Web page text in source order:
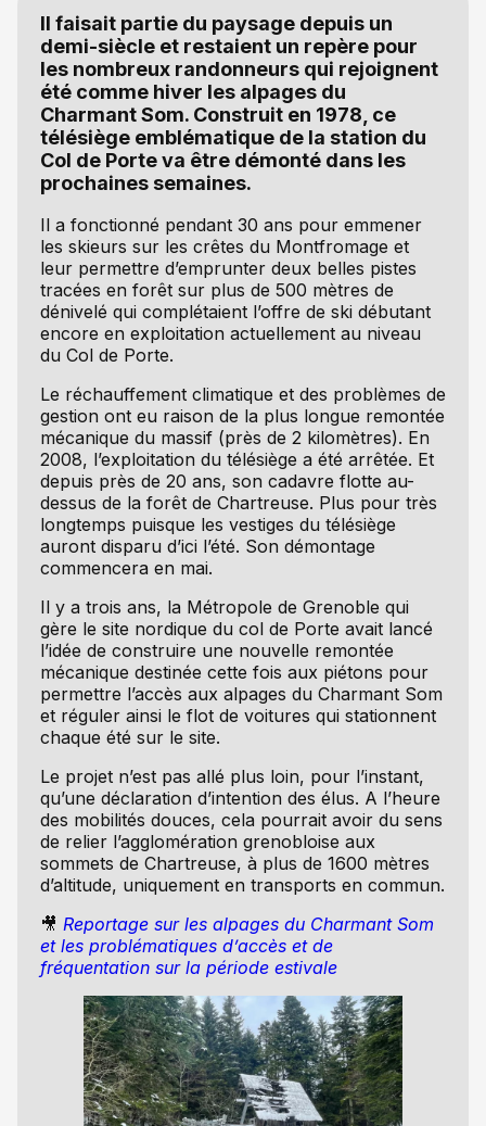
Il faisait partie du paysage depuis un
demi-siècle et restaient un repère pour
les nombreux randonneurs qui rejoignent
été comme hiver les alpages du
Charmant Som. Construit en 1978, ce
télésiège emblématique de la station du
Col de Porte va être démonté dans les
prochaines semaines.
Il a fonctionné pendant 30 ans pour emmener
les skieurs sur les crêtes du Montfromage et
leur permettre d’emprunter deux belles pistes
tracées en forêt sur plus de 500 mètres de
dénivelé qui complétaient l’offre de ski débutant
encore en exploitation actuellement au niveau
du Col de Porte.
Le réchauffement climatique et des problèmes de
gestion ont eu raison de la plus longue remontée
mécanique du massif (près de 2 kilomètres). En
2008, l’exploitation du télésiège a été arrêtée. Et
depuis près de 20 ans, son cadavre flotte au-
dessus de la forêt de Chartreuse. Plus pour très
longtemps puisque les vestiges du télésiège
auront disparu d’ici l’été. Son démontage
commencera en mai.
Il y a trois ans, la Métropole de Grenoble qui
gère le site nordique du col de Porte avait lancé
l’idée de construire une nouvelle remontée
mécanique destinée cette fois aux piétons pour
permettre l’accès aux alpages du Charmant Som
et réguler ainsi le flot de voitures qui stationnent
chaque été sur le site.
Le projet n’est pas allé plus loin, pour l’instant,
qu’une déclaration d’intention des élus. A l’heure
des mobilités douces, cela pourrait avoir du sens
de relier l’agglomération grenobloise aux
sommets de Chartreuse, à plus de 1600 mètres
d’altitude, uniquement en transports en commun.
🎥 Reportage sur les alpages du Charmant Som
et les problématiques d’accès et de
fréquentation sur la période estivale